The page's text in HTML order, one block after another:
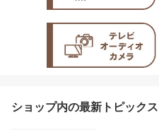
ショップ内の最新トピックス